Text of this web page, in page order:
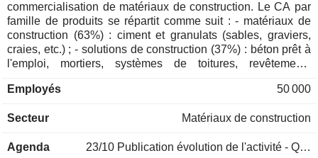
commercialisation de matériaux de construction. Le CA par
famille de produits se répartit comme suit : - matériaux de
construction (63%) : ciment et granulats (sables, graviers,
craies, etc.) ; - solutions de construction (37%) : béton prêt à
l'emploi, mortiers, systèmes de toitures, revêtements
géographique du CA est la suivante : France (11,8%),
Suisse (6%), Pologne (4,7%), Allemagne (4,6%), Roumanie
Employés 50 000
Secteur Matériaux de construction
Agenda 23/10 Publication évolution de l'activité - Q3 2026